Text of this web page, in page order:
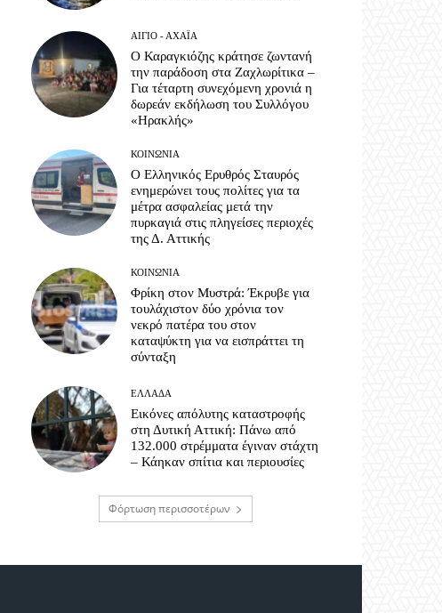
ΑΊΓΙΟ - ΑΧΑΪ́Α
Ο Καραγκιόζης κράτησε ζωντανή
την παράδοση στα Ζαχλωρίτικα –
Για τέταρτη συνεχόμενη χρονιά η
δωρεάν εκδήλωση του Συλλόγου
«Ηρακλής»
ΚΟΙΝΩΝΊΑ
Ο Ελληνικός Ερυθρός Σταυρός
ενημερώνει τους πολίτες για τα
μέτρα ασφαλείας μετά την
πυρκαγιά στις πληγείσες περιοχές
της Δ. Αττικής
ΚΟΙΝΩΝΊΑ
Φρίκη στον Μυστρά: Έκρυβε για
τουλάχιστον δύο χρόνια τον
νεκρό πατέρα του στον
καταψύκτη για να εισπράττει τη
σύνταξη
ΕΛΛΆΔΑ
Εικόνες απόλυτης καταστροφής
στη Δυτική Αττική: Πάνω από
132.000 στρέμματα έγιναν στάχτη
– Κάηκαν σπίτια και περιουσίες
Φόρτωση περισσοτέρων